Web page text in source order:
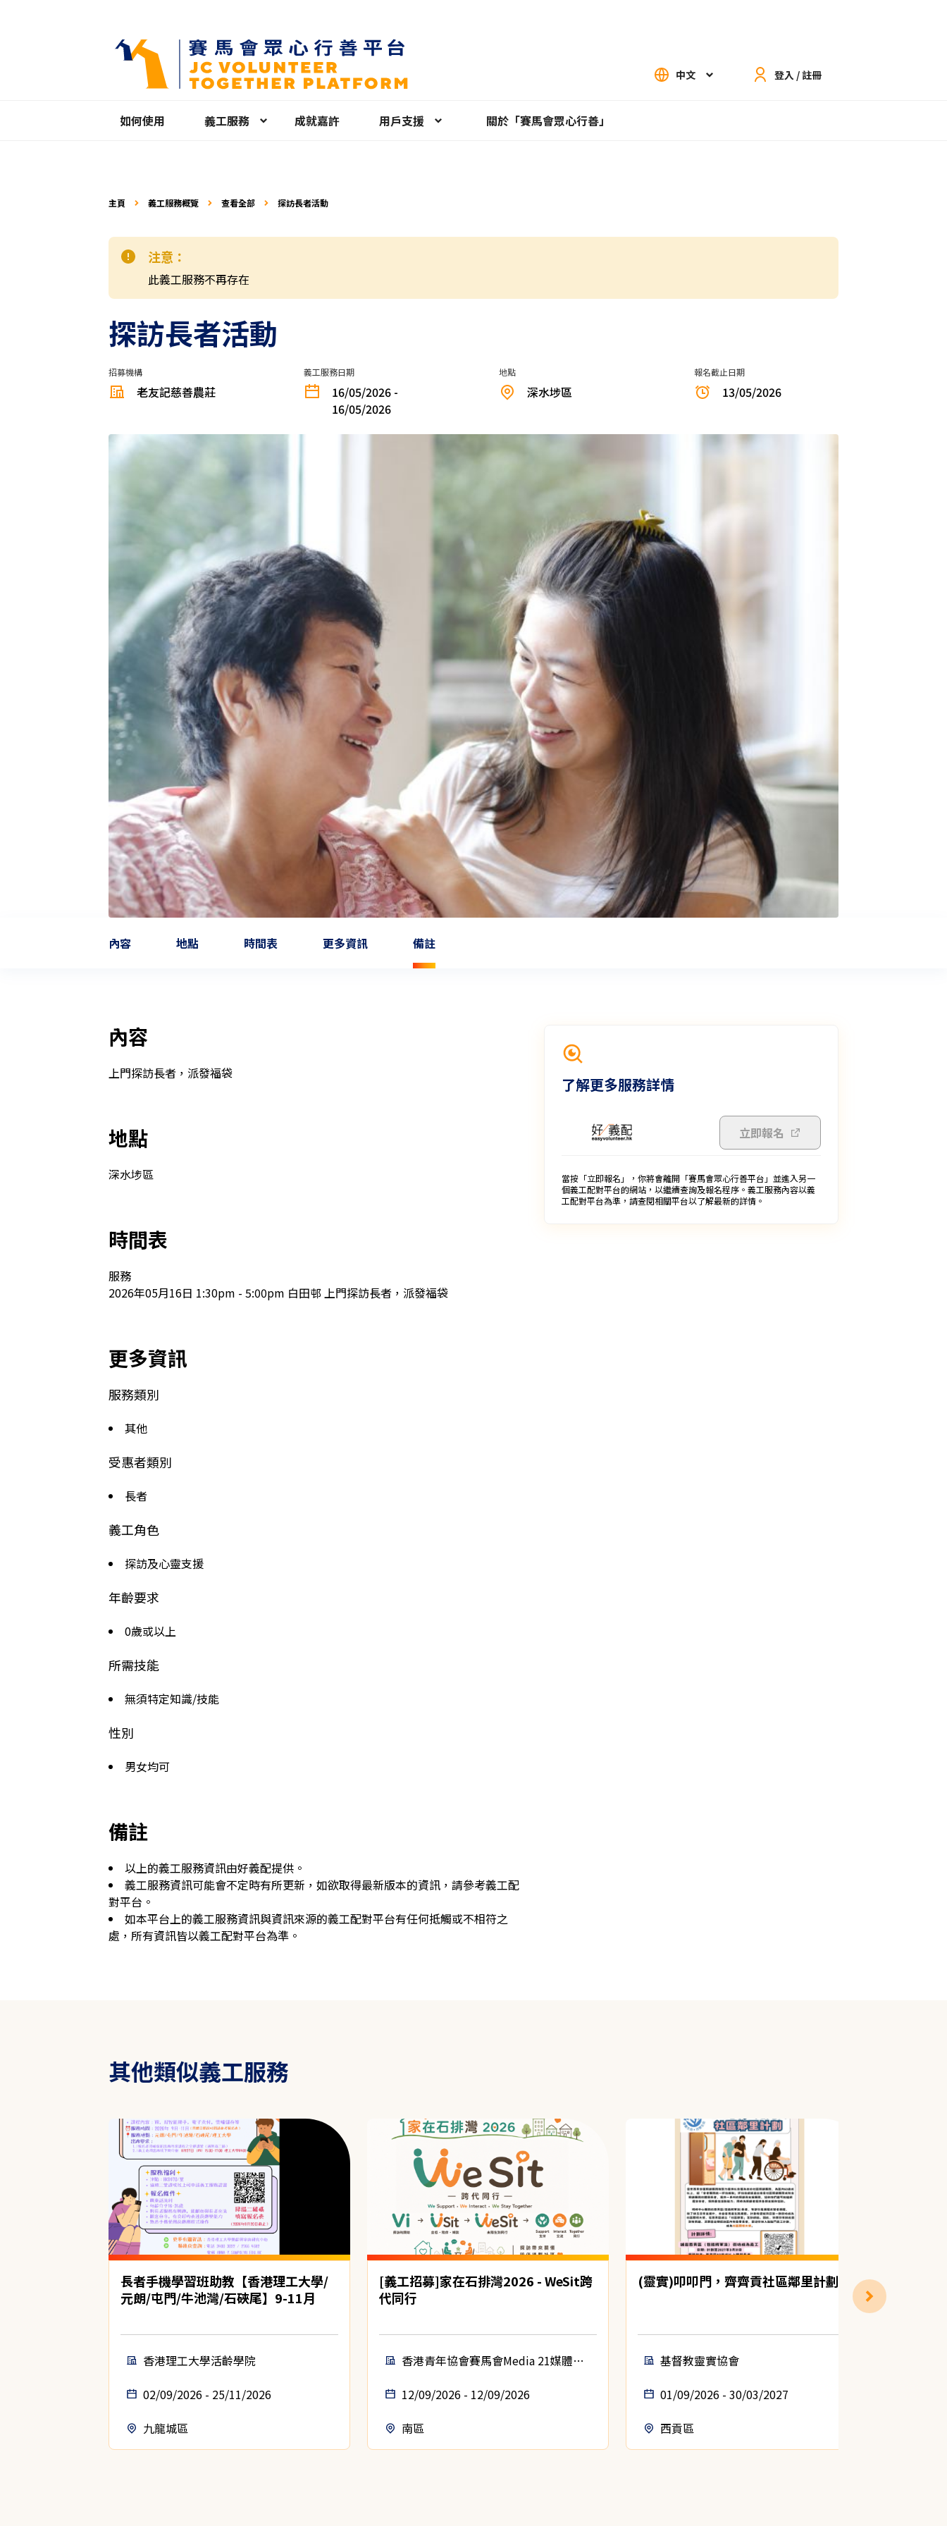
中文 登入 / 註冊
如何使用 義工服務 成就嘉許 用戶支援 關於「賽馬會眾心行善」
主頁 義工服務概覽 查看全部 探訪長者活動
注意：
此義工服務不再存在
探訪長者活動
招募機構
老友記慈善農莊
義工服務日期
16/05/2026 -
16/05/2026
地點
深水埗區
報名截止日期
13/05/2026
內容 地點 時間表 更多資訊 備註
內容
上門探訪長者，派發福袋
地點
深水埗區
時間表
服務
2026年05月16日 1:30pm - 5:00pm 白田邨 上門探訪長者，派發福袋
更多資訊
服務類別
其他
受惠者類別
長者
義工角色
探訪及心靈支援
年齡要求
0歲或以上
所需技能
無須特定知識/技能
性別
男女均可
備註
以上的義工服務資訊由好義配提供。
義工服務資訊可能會不定時有所更新，如欲取得最新版本的資訊，請參考義工配
對平台。
如本平台上的義工服務資訊與資訊來源的義工配對平台有任何抵觸或不相符之
處，所有資訊皆以義工配對平台為準。
了解更多服務詳情
立即報名
當按「立即報名」，你將會離開「賽馬會眾心行善平台」並進入另一
個義工配對平台的網站，以繼續查詢及報名程序。義工服務內容以義
工配對平台為準，請查閱相關平台以了解最新的詳情。
其他類似義工服務
長者手機學習班助教【香港理工大學/
元朗/屯門/牛池灣/石硤尾】9-11月
香港理工大學活齡學院
02/09/2026 - 25/11/2026
九龍城區
[義工招募]家在石排灣2026 - WeSit跨
代同行
香港青年協會賽馬會Media 21媒體空
12/09/2026 - 12/09/2026
南區
(靈實)叩叩門，齊齊貢社區鄰里計劃
基督教靈實協會
01/09/2026 - 30/03/2027
西貢區